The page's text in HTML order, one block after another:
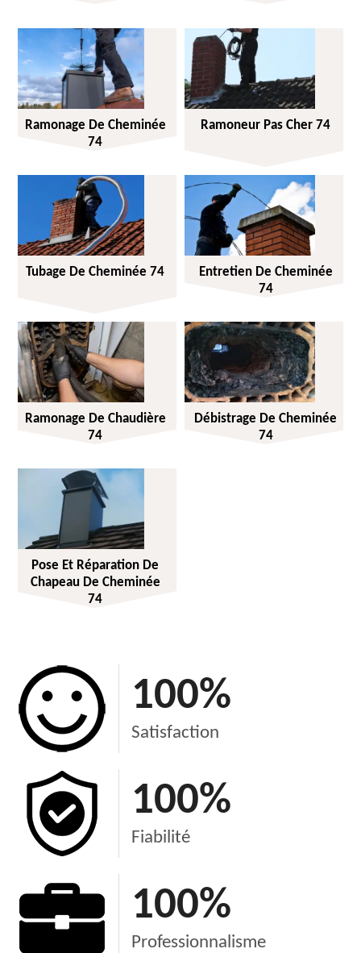
Ramonage De Cheminée
74
Ramoneur Pas Cher 74
Tubage De Cheminée 74
Entretien De Cheminée
74
Ramonage De Chaudière
74
Débistrage De Cheminée
74
Pose Et Réparation De
Chapeau De Cheminée
74
100%
Satisfaction
100%
Fiabilité
100%
Professionnalisme